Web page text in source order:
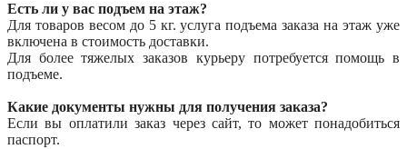
Есть ли у вас подъем на этаж?
Для товаров весом до 5 кг. услуга подъема заказа на этаж уже
включена в стоимость доставки.
Для более тяжелых заказов курьеру потребуется помощь в
подъеме.
Какие документы нужны для получения заказа?
Если вы оплатили заказ через сайт, то может понадобиться
паспорт.